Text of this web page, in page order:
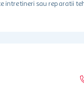
intretineri sau reparatii